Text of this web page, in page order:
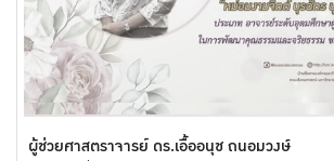
ผู้ช่วยศาสตราจารย์ ดร.เอื้ออนุช ถนอมวงษ์